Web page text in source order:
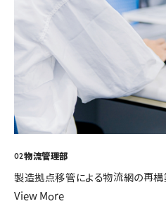
02物流管理部
製造拠点移管による物流網の再構
View More